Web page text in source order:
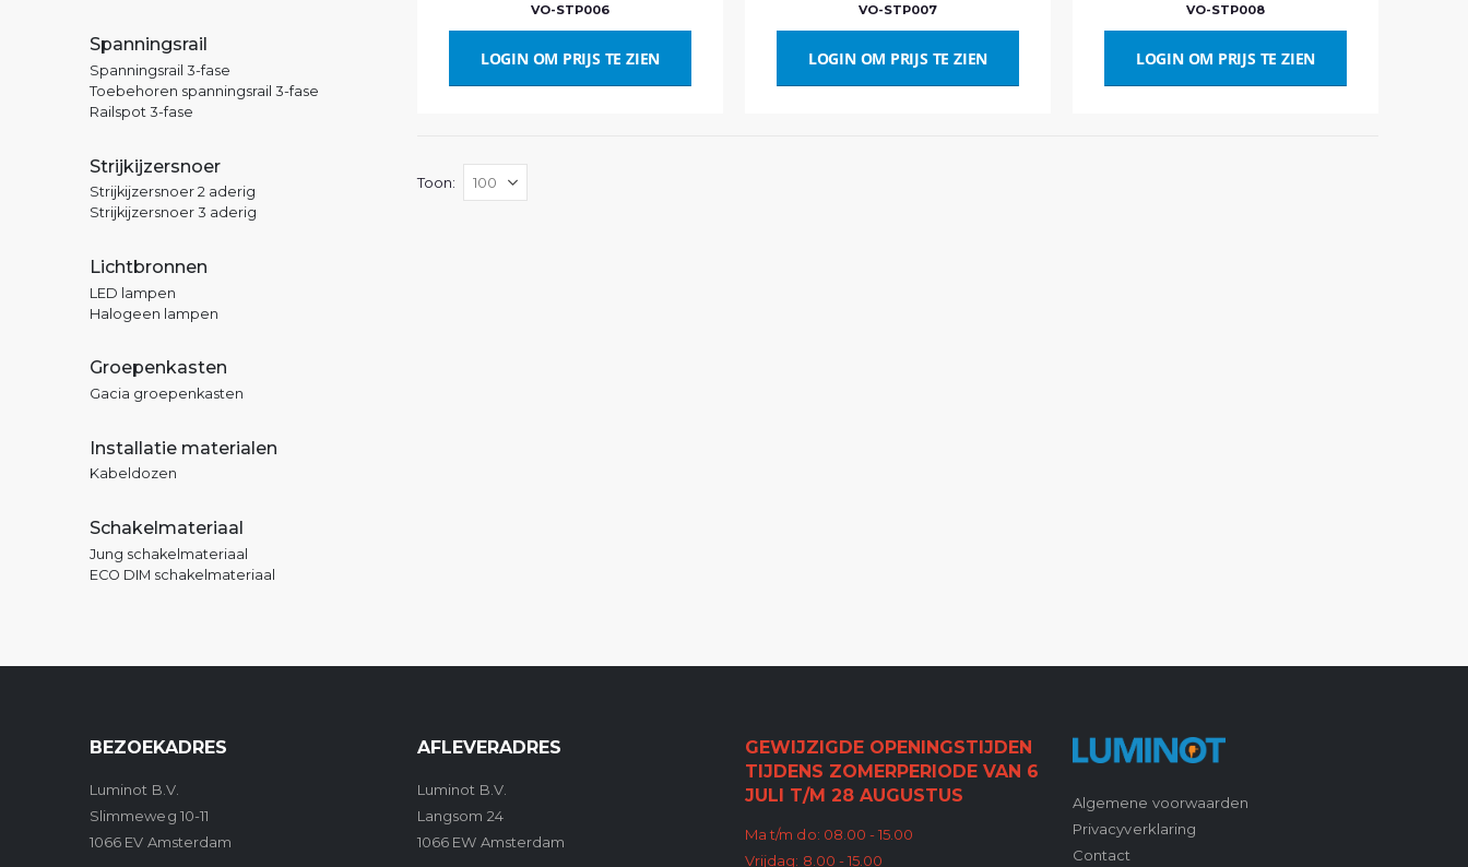
VO-STP006
LOGIN OM PRIJS TE ZIEN
VO-STP007
LOGIN OM PRIJS TE ZIEN
VO-STP008
LOGIN OM PRIJS TE ZIEN
Toon
Spanningsrail
Spanningsrail 3-fase
Toebehoren spanningsrail 3-fase
Railspot 3-fase
Strijkijzersnoer
Strijkijzersnoer 2 aderig
Strijkijzersnoer 3 aderig
Lichtbronnen
LED lampen
Halogeen lampen
Groepenkasten
Gacia groepenkasten
Installatie materialen
Kabeldozen
Schakelmateriaal
Jung schakelmateriaal
ECO DIM schakelmateriaal
BEZOEKADRES
Luminot B.V.
Slimmeweg 10-11
1066 EV Amsterdam
AFLEVERADRES
Luminot B.V.
Langsom 24
1066 EW Amsterdam
GEWIJZIGDE OPENINGSTIJDEN
TIJDENS ZOMERPERIODE VAN 6
JULI T/M 28 AUGUSTUS
Ma t/m do: 08.00 - 15.00
Vrijdag: 8.00 - 15.00
Algemene voorwaarden
Privacyverklaring
Contact